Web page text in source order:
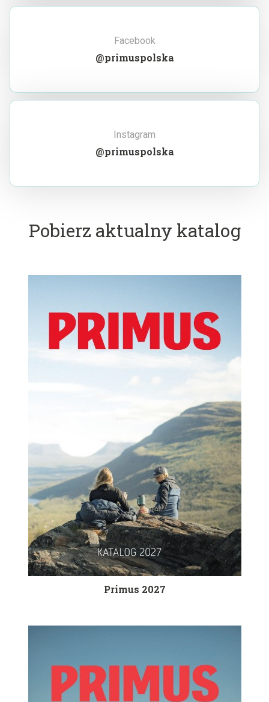
Facebook
@primuspolska
Instagram
@primuspolska
Pobierz aktualny katalog
Primus 2027